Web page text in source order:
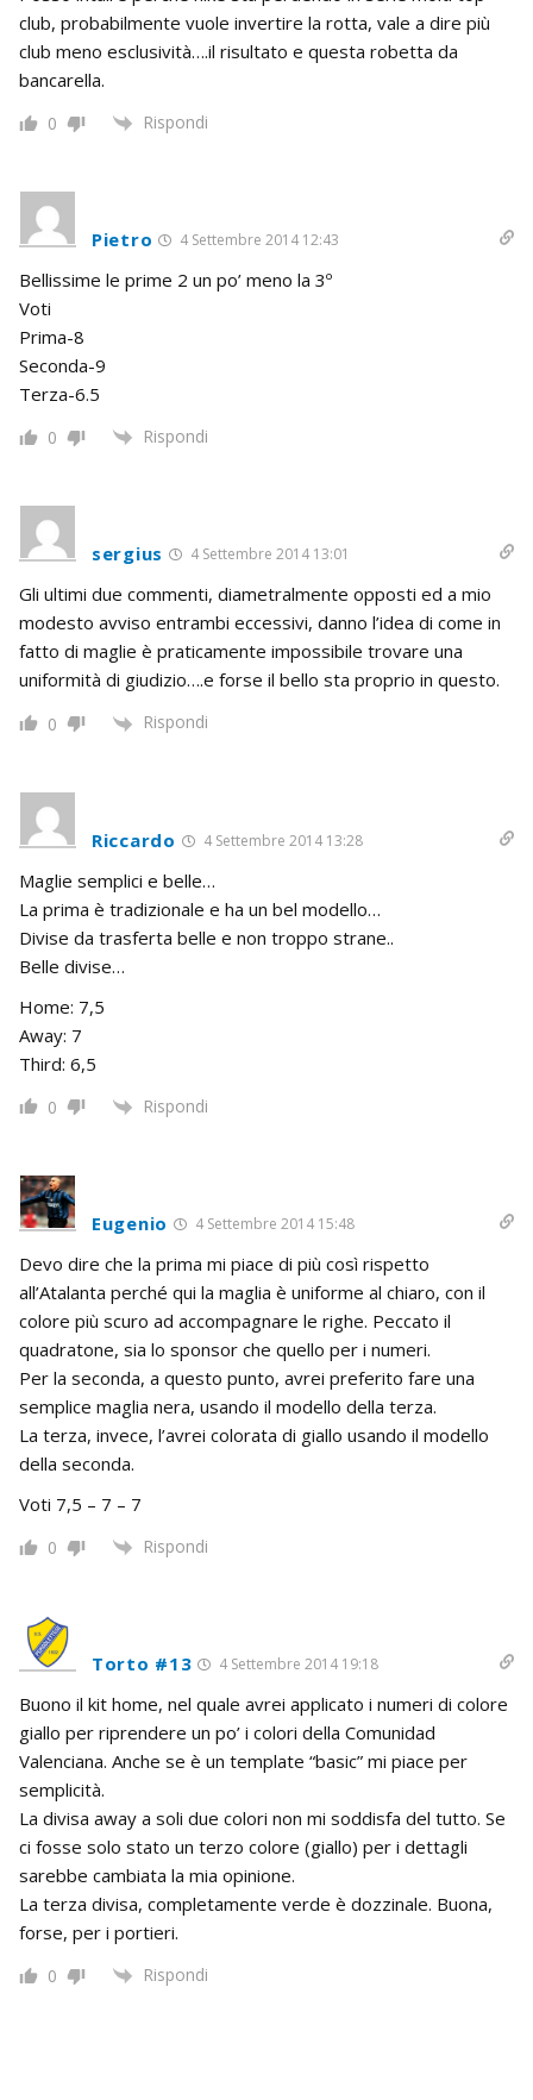
club, probabilmente vuole invertire la rotta, vale a dire più
club meno esclusività….il risultato e questa robetta da
bancarella.
0 Rispondi
Pietro 4 Settembre 2014 12:43
Bellissime le prime 2 un po’ meno la 3º
Voti
Prima-8
Seconda-9
Terza-6.5
0 Rispondi
sergius 4 Settembre 2014 13:01
Gli ultimi due commenti, diametralmente opposti ed a mio
modesto avviso entrambi eccessivi, danno l’idea di come in
fatto di maglie è praticamente impossibile trovare una
uniformità di giudizio….e forse il bello sta proprio in questo.
0 Rispondi
Riccardo 4 Settembre 2014 13:28
Maglie semplici e belle…
La prima è tradizionale e ha un bel modello…
Divise da trasferta belle e non troppo strane..
Belle divise…
Home: 7,5
Away: 7
Third: 6,5
0 Rispondi
Eugenio 4 Settembre 2014 15:48
Devo dire che la prima mi piace di più così rispetto
all’Atalanta perché qui la maglia è uniforme al chiaro, con il
colore più scuro ad accompagnare le righe. Peccato il
quadratone, sia lo sponsor che quello per i numeri.
Per la seconda, a questo punto, avrei preferito fare una
semplice maglia nera, usando il modello della terza.
La terza, invece, l’avrei colorata di giallo usando il modello
della seconda.
Voti 7,5 – 7 – 7
0 Rispondi
Torto #13 4 Settembre 2014 19:18
Buono il kit home, nel quale avrei applicato i numeri di colore
giallo per riprendere un po’ i colori della Comunidad
Valenciana. Anche se è un template “basic” mi piace per
semplicità.
La divisa away a soli due colori non mi soddisfa del tutto. Se
ci fosse solo stato un terzo colore (giallo) per i dettagli
sarebbe cambiata la mia opinione.
La terza divisa, completamente verde è dozzinale. Buona,
forse, per i portieri.
0 Rispondi